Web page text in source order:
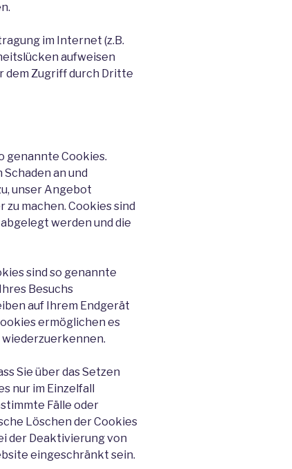
im Internet (z.B.
aufweisen
dem Zugriff durch Dritte
genannte Cookies.
an und
unser Angebot
machen. Cookies sind
werden und die
sind so genannte
Besuchs
auf Ihrem Endgerät
ermöglichen es
wiederzuerkennen.
Sie über das Setzen
nur im Einzelfall
Fälle oder
Löschen der Cookies
der Deaktivierung von
eingeschränkt sein.